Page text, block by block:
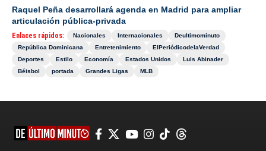
Raquel Peña desarrollará agenda en Madrid para ampliar
articulación pública-privada
Enlaces rápidos: Nacionales Internacionales
Deultimominuto
República Dominicana
Entretenimiento
ElPeriódicodelaVerdad
Deportes
Estilo Economía Estados Unidos
Luis Abinader
Béisbol
portada Grandes Ligas MLB